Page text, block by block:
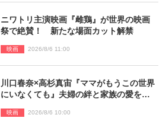
ニワトリ主演映画『雌鶏』が世界の映画
祭で絶賛！ 新たな場面カット解禁
映画 2026/8/6 11:00
川口春奈×高杉真宙『ママがもうこの世界
にいなくても』夫婦の絆と家族の愛を映
映画 2026/8/6 10:00